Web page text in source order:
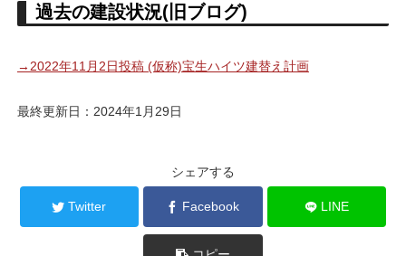
過去の建設状況(旧ブログ)
→2022年11月2日投稿 (仮称)宝生ハイツ建替え計画
最終更新日：2024年1月29日
シェアする
Twitter Facebook LINE